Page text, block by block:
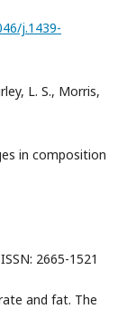
j.1439-
L. S., Morris,
in composition
2665-1521
and fat. The